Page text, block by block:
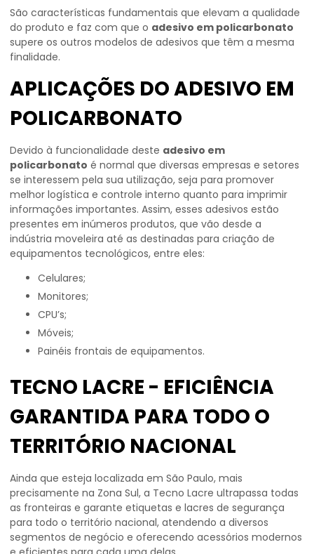
São características fundamentais que elevam a qualidade
do produto e faz com que o adesivo em policarbonato
supere os outros modelos de adesivos que têm a mesma
finalidade.
APLICAÇÕES DO ADESIVO EM
POLICARBONATO
Devido à funcionalidade deste adesivo em
policarbonato é normal que diversas empresas e setores
se interessem pela sua utilização, seja para promover
melhor logística e controle interno quanto para imprimir
informações importantes. Assim, esses adesivos estão
presentes em inúmeros produtos, que vão desde a
indústria moveleira até as destinadas para criação de
equipamentos tecnológicos, entre eles:
Celulares;
Monitores;
CPU’s;
Móveis;
Painéis frontais de equipamentos.
TECNO LACRE - EFICIÊNCIA
GARANTIDA PARA TODO O
TERRITÓRIO NACIONAL
Ainda que esteja localizada em São Paulo, mais
precisamente na Zona Sul, a Tecno Lacre ultrapassa todas
as fronteiras e garante etiquetas e lacres de segurança
para todo o território nacional, atendendo a diversos
segmentos de negócio e oferecendo acessórios modernos